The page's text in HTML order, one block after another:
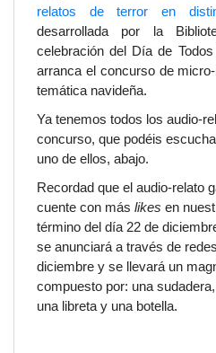
relatos de terror en
desarrollada por la
celebración del Día de
arranca el concurso de
temática navideña.
Ya tenemos todos los audio-
concurso, que podéis
uno de ellos, abajo.
Recordad que el audio-relato
cuente con más likes en
término del día 22 de
se anunciará a través de
diciembre y se llevará un
compuesto por: una
una libreta y una botella.